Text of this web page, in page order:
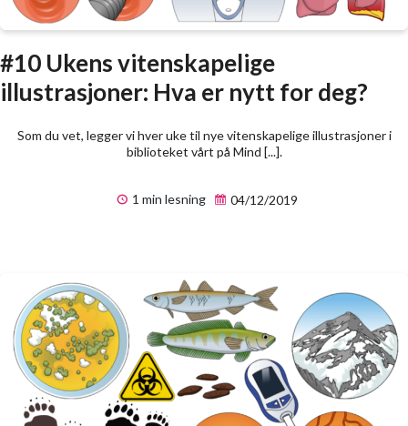
#10 Ukens vitenskapelige
illustrasjoner: Hva er nytt for deg?
Som du vet, legger vi hver uke til nye vitenskapelige illustrasjoner i
biblioteket vårt på Mind [...].
1 min lesning 04/12/2019